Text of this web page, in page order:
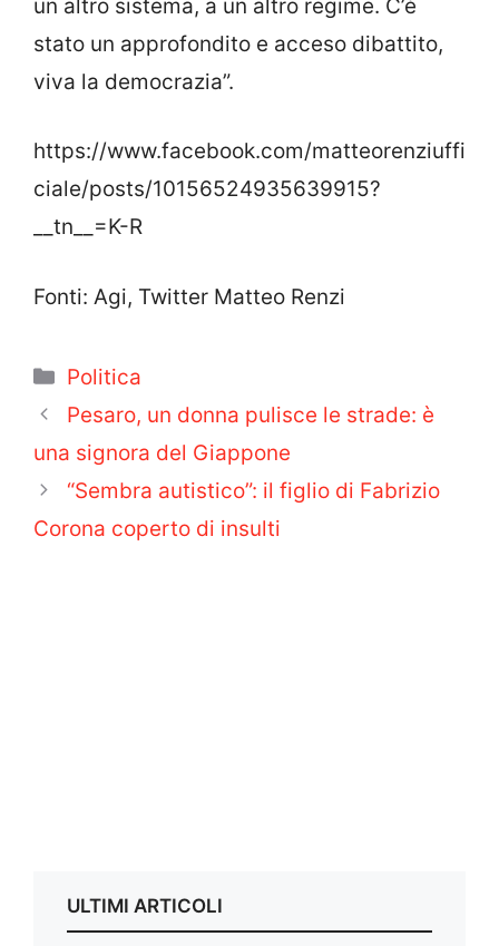
un altro sistema, a un altro regime. C’è
stato un approfondito e acceso dibattito,
viva la democrazia”.
https://www.facebook.com/matteorenziuffi
ciale/posts/10156524935639915?
__tn__=K-R
Fonti: Agi, Twitter Matteo Renzi
Categorie
Politica
Pesaro, un donna pulisce le strade: è
una signora del Giappone
“Sembra autistico”: il figlio di Fabrizio
Corona coperto di insulti
ULTIMI ARTICOLI